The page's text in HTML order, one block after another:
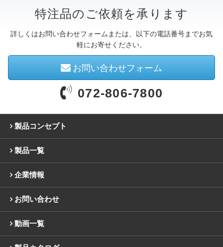
特注品のご依頼を承ります
詳しくはお問い合わせフォームまたは、以下の電話番号までお気
軽にお寄せください。
お問い合わせフォーム
072-806-7800
製品コンセプト
製品一覧
企業情報
お問い合わせ
動画一覧